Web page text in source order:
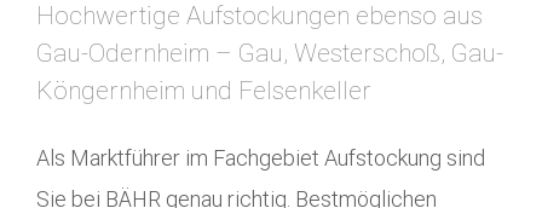
Hochwertige Aufstockungen ebenso aus
Gau-Odernheim – Gau, Westerschoß, Gau-
Köngernheim und Felsenkeller
Als Marktführer im Fachgebiet Aufstockung sind
Sie bei BÄHR genau richtig. Bestmöglichen